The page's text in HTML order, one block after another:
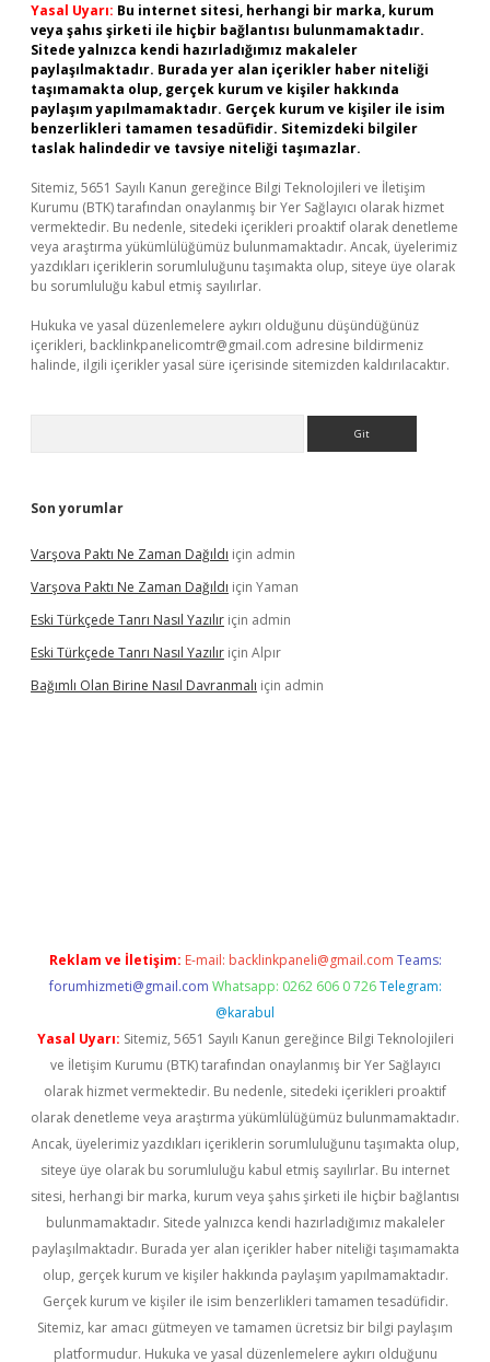
Yasal Uyarı: Bu internet sitesi, herhangi bir marka, kurum
veya şahıs şirketi ile hiçbir bağlantısı bulunmamaktadır.
Sitede yalnızca kendi hazırladığımız makaleler
paylaşılmaktadır. Burada yer alan içerikler haber niteliği
taşımamakta olup, gerçek kurum ve kişiler hakkında
paylaşım yapılmamaktadır. Gerçek kurum ve kişiler ile isim
benzerlikleri tamamen tesadüfidir. Sitemizdeki bilgiler
taslak halindedir ve tavsiye niteliği taşımazlar.
Sitemiz, 5651 Sayılı Kanun gereğince Bilgi Teknolojileri ve İletişim
Kurumu (BTK) tarafından onaylanmış bir Yer Sağlayıcı olarak hizmet
vermektedir. Bu nedenle, sitedeki içerikleri proaktif olarak denetleme
veya araştırma yükümlülüğümüz bulunmamaktadır. Ancak, üyelerimiz
yazdıkları içeriklerin sorumluluğunu taşımakta olup, siteye üye olarak
bu sorumluluğu kabul etmiş sayılırlar.
Hukuka ve yasal düzenlemelere aykırı olduğunu düşündüğünüz
içerikleri, backlinkpanelicomtr@gmail.com adresine bildirmeniz
halinde, ilgili içerikler yasal süre içerisinde sitemizden kaldırılacaktır.
Son yorumlar
Varşova Paktı Ne Zaman Dağıldı için admin
Varşova Paktı Ne Zaman Dağıldı için Yaman
Eski Türkçede Tanrı Nasıl Yazılır için admin
Eski Türkçede Tanrı Nasıl Yazılır için Alpır
Bağımlı Olan Birine Nasıl Davranmalı için admin
Reklam ve İletişim: E-mail: backlinkpaneli@gmail.com Teams:
forumhizmeti@gmail.com Whatsapp: 0262 606 0 726 Telegram:
@karabul
Yasal Uyarı: Sitemiz, 5651 Sayılı Kanun gereğince Bilgi Teknolojileri
ve İletişim Kurumu (BTK) tarafından onaylanmış bir Yer Sağlayıcı
olarak hizmet vermektedir. Bu nedenle, sitedeki içerikleri proaktif
olarak denetleme veya araştırma yükümlülüğümüz bulunmamaktadır.
Ancak, üyelerimiz yazdıkları içeriklerin sorumluluğunu taşımakta olup,
siteye üye olarak bu sorumluluğu kabul etmiş sayılırlar. Bu internet
sitesi, herhangi bir marka, kurum veya şahıs şirketi ile hiçbir bağlantısı
bulunmamaktadır. Sitede yalnızca kendi hazırladığımız makaleler
paylaşılmaktadır. Burada yer alan içerikler haber niteliği taşımamakta
olup, gerçek kurum ve kişiler hakkında paylaşım yapılmamaktadır.
Gerçek kurum ve kişiler ile isim benzerlikleri tamamen tesadüfidir.
Sitemiz, kar amacı gütmeyen ve tamamen ücretsiz bir bilgi paylaşım
platformudur. Hukuka ve yasal düzenlemelere aykırı olduğunu